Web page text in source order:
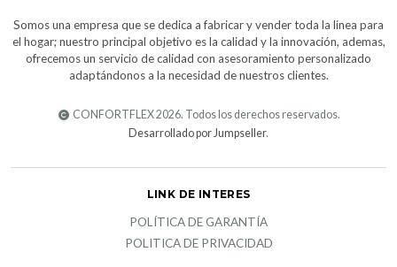
Somos una empresa que se dedica a fabricar y vender toda la linea para
el hogar; nuestro principal objetivo es la calidad y la innovación, ademas,
ofrecemos un servicio de calidad con asesoramiento personalizado
adaptándonos a la necesidad de nuestros clientes.
CONFORTFLEX 2026. Todos los derechos reservados.
Desarrollado por Jumpseller.
LINK DE INTERES
POLÍTICA DE GARANTÍA
POLITICA DE PRIVACIDAD